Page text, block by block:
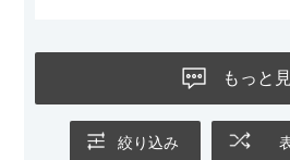
もっと
絞り込み